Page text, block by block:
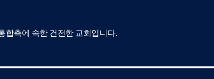
합측에 속한 건전한 교회입니다.